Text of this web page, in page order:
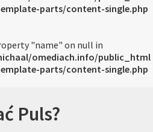
parts/content-single.php
"name" on null in
omediach.info/public_html
parts/content-single.php
Puls?